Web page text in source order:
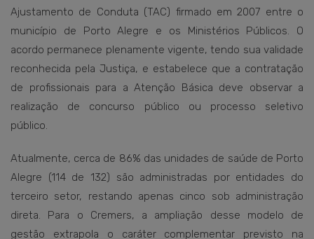
Ajustamento de Conduta (TAC) firmado em 2007 entre o
município de Porto Alegre e os Ministérios Públicos. O
acordo permanece plenamente vigente, tendo sua validade
reconhecida pela Justiça, e estabelece que a contratação
de profissionais para a Atenção Básica deve observar a
realização de concurso público ou processo seletivo
público.
Atualmente, cerca de 86% das unidades de saúde de Porto
Alegre (114 de 132) são administradas por entidades do
terceiro setor, restando apenas cinco sob administração
direta. Para o Cremers, a ampliação desse modelo de
gestão extrapola o caráter complementar previsto na